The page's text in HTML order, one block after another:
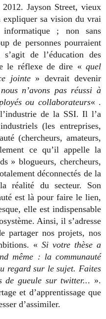
Jayson Street, vieux
expliquer sa vision du vrai
informatique ; non sans
de personnes pourraient
de l’éducation des
le réflexe de dire « quel
jointe» devrait devenir
n’avons pas réussi à
ou collaborateurs« .
de la SSI. Il l’a
(les entreprises,
(chercheurs, amateurs,
ce qu’il appelle la
» blogueurs, chercheurs,
déconnectés de la
réalité du secteur. Son
est là pour faire le lien,
elle est indispensable
Ainsi, il s’adresse
partager nos projets, nos
« Si votre thèse a
même : la communauté
regard sur le sujet. Faites
de gueule sur twitter... ».
et d’apprentissage que
d’assimiler.